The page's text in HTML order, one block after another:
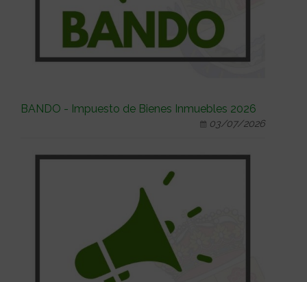
BANDO - Impuesto de Bienes Inmuebles 2026
03/07/2026